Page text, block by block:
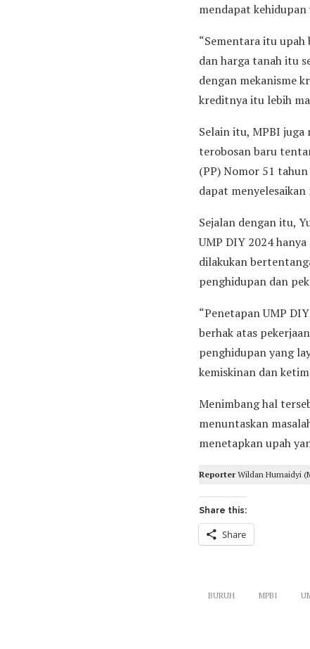
mendapat
“Sementara itu
dan harga tanah itu
dengan mekanisme
kreditnya itu lebih
Selain itu, MPBI
terobosan baru
(PP) Nomor 51
dapat
Sejalan dengan itu,
UMP DIY 2024
dilakukan
penghidupan dan
“Penetapan UMP
berhak atas
penghidupan yang
kemiskinan dan
Menimbang hal
menuntaskan
menetapkan upah
Reporter Wildan Humaidyi
Share this:
Share
BURUH MPBI